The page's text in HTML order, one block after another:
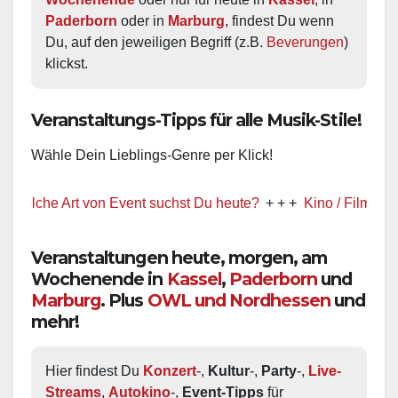
Paderborn oder in Marburg, findest Du wenn
Du, auf den jeweiligen Begriff (z.B. Beverungen)
klickst.
Veranstaltungs-Tipps für alle Musik-Stile!
Wähle Dein Lieblings-Genre per Klick!
Art von Event suchst Du heute? + + + Kino / Film + + +
Veranstaltungen heute, morgen, am
Wochenende in Kassel , Paderborn und
Marburg. Plus OWL und Nordhessen und
mehr!
Hier findest Du Konzert-, Kultur-, Party-, Live-
Streams, Autokino-, Event-Tipps